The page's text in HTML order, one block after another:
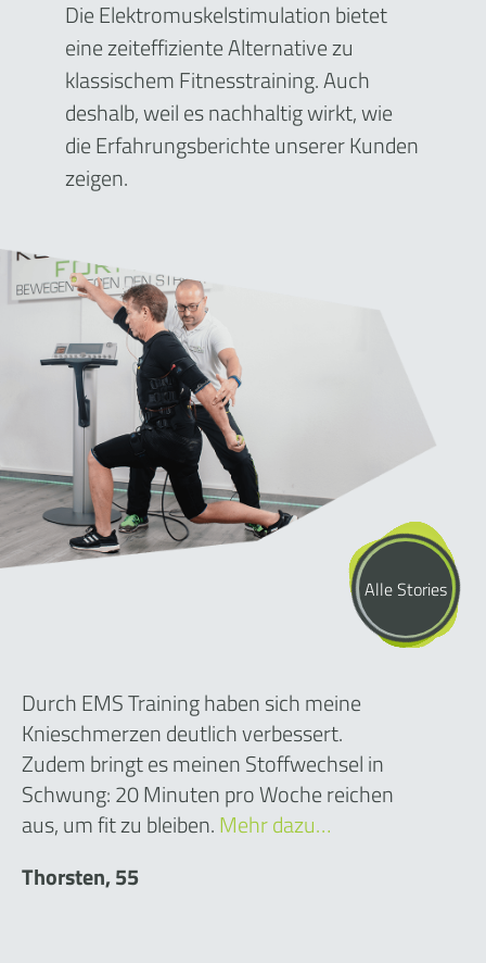
Die Elektromuskelstimulation bietet
eine zeiteffiziente Alternative zu
klassischem Fitnesstraining. Auch
deshalb, weil es nachhaltig wirkt, wie
die Erfahrungsberichte unserer Kunden
zeigen.
Alle Stories
Durch EMS Training haben sich meine
Knieschmerzen deutlich verbessert.
Zudem bringt es meinen Stoffwechsel in
Schwung: 20 Minuten pro Woche reichen
aus, um fit zu bleiben.Mehr dazu…
Thorsten, 55